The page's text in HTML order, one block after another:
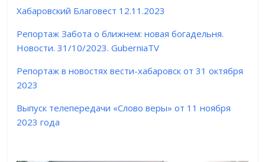
Хабаровский Благовест 12.11.2023
Репортаж Забота о ближнем: новая богадельня.
Новости. 31/10/2023. GuberniaTV
Репортаж в новостях вести-хабаровск от 31 октября
2023
Выпуск телепередачи «Слово веры» от 11 ноября
2023 года